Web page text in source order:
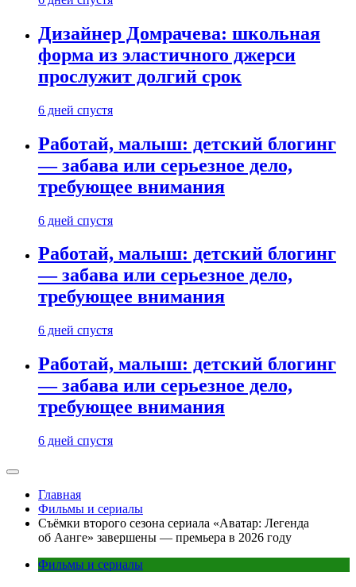
Дизайнер Домрачева: школьная
форма из эластичного джерси
прослужит долгий срок
6 дней спустя
Работай, малыш: детский блогинг
— забава или серьезное дело,
требующее внимания
6 дней спустя
Работай, малыш: детский блогинг
— забава или серьезное дело,
требующее внимания
6 дней спустя
Работай, малыш: детский блогинг
— забава или серьезное дело,
требующее внимания
6 дней спустя
Главная
Фильмы и сериалы
Съёмки второго сезона сериала «Аватар: Легенда
об Аанге» завершены — премьера в 2026 году
Фильмы и сериалы